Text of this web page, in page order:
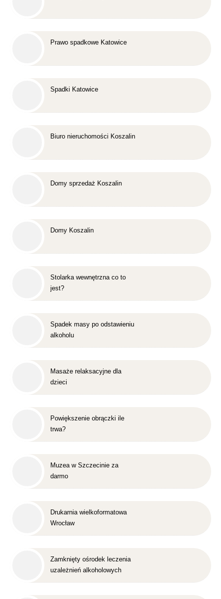
Prawo spadkowe Katowice
Spadki Katowice
Biuro nieruchomości Koszalin
Domy sprzedaż Koszalin
Domy Koszalin
Stolarka wewnętrzna co to
jest?
Spadek masy po odstawieniu
alkoholu
Masaże relaksacyjne dla
dzieci
Powiększenie obrączki ile
trwa?
Muzea w Szczecinie za
darmo
Drukarnia wielkoformatowa
Wrocław
Zamknięty ośrodek leczenia
uzależnień alkoholowych